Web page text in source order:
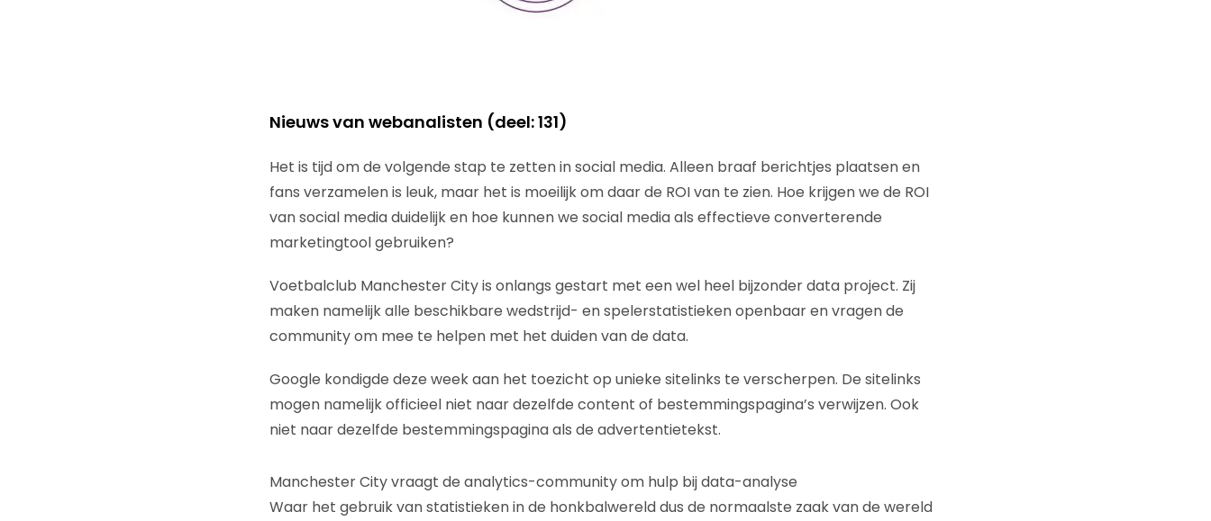
Nieuws van webanalisten (deel: 131)
Het is tijd om de volgende stap te zetten in social media. Alleen braaf berichtjes plaatsen en
fans verzamelen is leuk, maar het is moeilijk om daar de ROI van te zien. Hoe krijgen we de ROI
van social media duidelijk en hoe kunnen we social media als effectieve converterende
marketingtool gebruiken?
Voetbalclub Manchester City is onlangs gestart met een wel heel bijzonder data project. Zij
maken namelijk alle beschikbare wedstrijd- en spelerstatistieken openbaar en vragen de
community om mee te helpen met het duiden van de data.
Google kondigde deze week aan het toezicht op unieke sitelinks te verscherpen. De sitelinks
mogen namelijk officieel niet naar dezelfde content of bestemmingspagina’s verwijzen. Ook
niet naar dezelfde bestemmingspagina als de advertentietekst.
Manchester City vraagt de analytics-community om hulp bij data-analyse
Waar het gebruik van statistieken in de honkbalwereld dus de normaalste zaak van de wereld